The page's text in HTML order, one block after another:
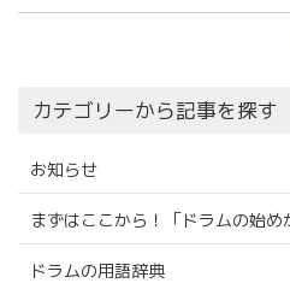
カテゴリーから記事を探す
お知らせ
まずはここから！「ドラムの始め
ドラムの用語辞典